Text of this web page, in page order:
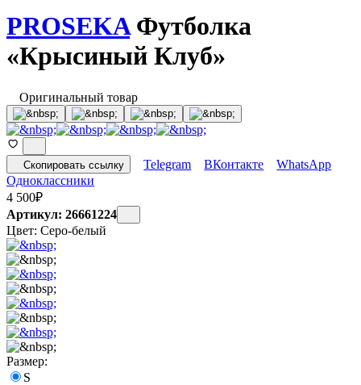
PROSEKAФутболка
«Крысиный Клуб»
Оригинальный товар
Скопировать ссылку Telegram ВКонтакте
WhatsApp
Одноклассники
4 500₽
Артикул: 26661224
Цвет: Серо-белый
Размер:
S